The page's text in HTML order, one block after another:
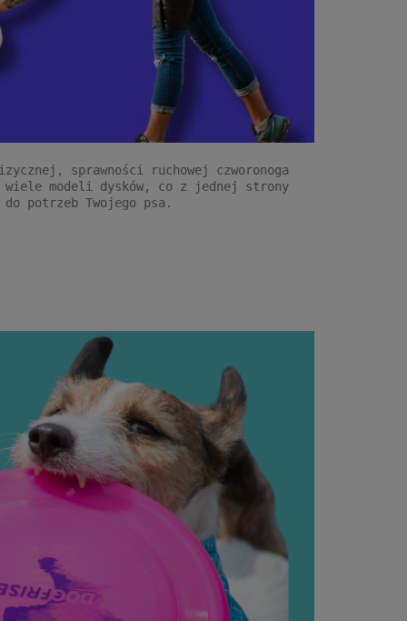
sprawności ruchowej czworonoga
wiele modeli dysków, co z jednej strony
potrzeb Twojego psa.